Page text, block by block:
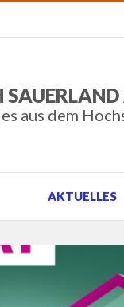
aus dem
AKTUELLES